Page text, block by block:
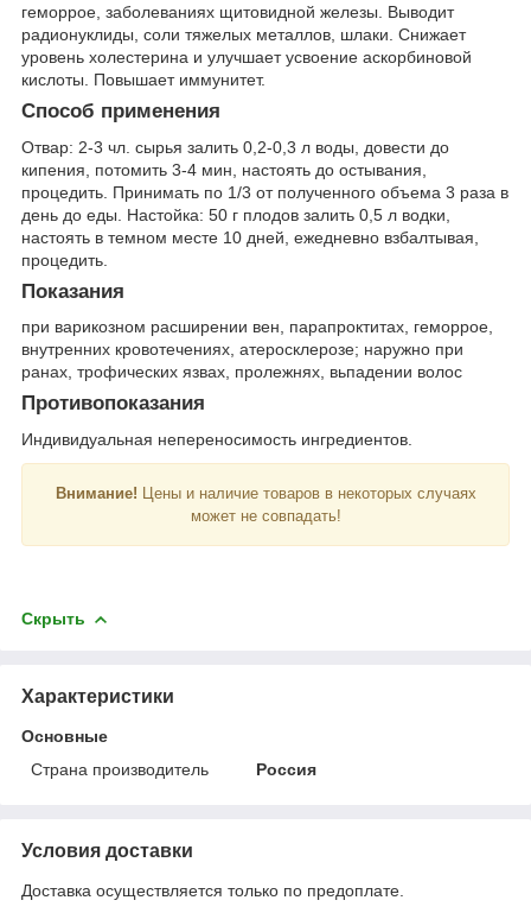
геморрое, заболеваниях щитовидной железы. Выводит
радионуклиды, соли тяжелых металлов, шлаки. Снижает
уровень холестерина и улучшает усвоение аскорбиновой
кислоты. Повышает иммунитет.
Способ применения
Отвар: 2-3 чл. сырья залить 0,2-0,3 л воды, довести до
кипения, потомить 3-4 мин, настоять до остывания,
процедить. Принимать по 1/3 от полученного объема 3 раза в
день до еды. Настойка: 50 г плодов залить 0,5 л водки,
настоять в темном месте 10 дней, ежедневно взбалтывая,
процедить.
Показания
при варикозном расширении вен, парапроктитах, геморрое,
внутренних кровотечениях, атеросклерозе; наружно при
ранах, трофических язвах, пролежнях, вьпадении волос
Противопоказания
Индивидуальная непереносимость ингредиентов.
Внимание! Цены и наличие товаров в некоторых случаях
может не совпадать!
Скрыть
Характеристики
Основные
Страна производитель
Россия
Условия доставки
Доставка осуществляется только по предоплате.